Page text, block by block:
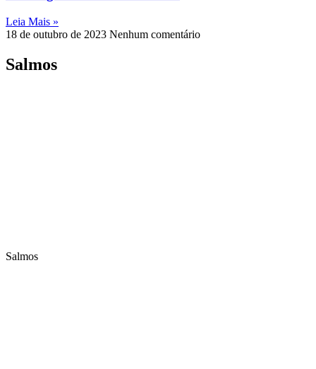
Leia Mais »
18 de outubro de 2023 Nenhum comentário
Salmos
Salmos